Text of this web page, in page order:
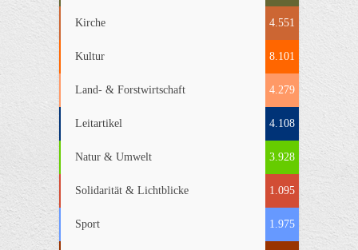
Kirche 4.551
Kultur 8.101
Land- & Forstwirtschaft 4.279
Leitartikel 4.108
Natur & Umwelt 3.928
Solidarität & Lichtblicke 1.095
Sport 1.975